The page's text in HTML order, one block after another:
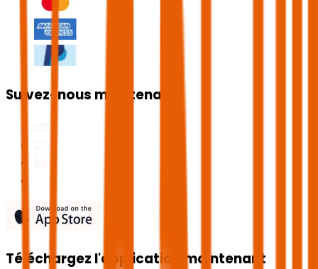
Suivez-nous maintenant
Téléchargez l'application maintenant